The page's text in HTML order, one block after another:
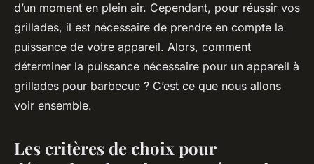
Joseph•26 février 2024 •3 min de lecture
d’un moment en plein air. Cependant, pour réussir vos
grillades, il est nécessaire de prendre en compte la
puissance de votre appareil. Alors, comment
déterminer la puissance nécessaire pour un appareil à
grillades pour barbecue ? C’est ce que nous allons
voir ensemble.
Les critères de choix pour